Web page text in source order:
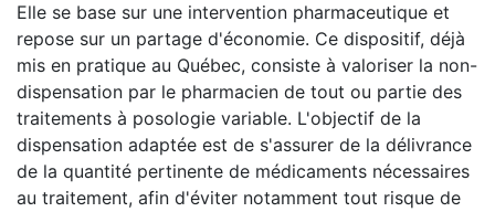
Elle se base sur une intervention pharmaceutique et
repose sur un partage d'économie. Ce dispositif, déjà
mis en pratique au Québec, consiste à valoriser la non-
dispensation par le pharmacien de tout ou partie des
traitements à posologie variable. L'objectif de la
dispensation adaptée est de s'assurer de la délivrance
de la quantité pertinente de médicaments nécessaires
au traitement, afin d'éviter notamment tout risque de